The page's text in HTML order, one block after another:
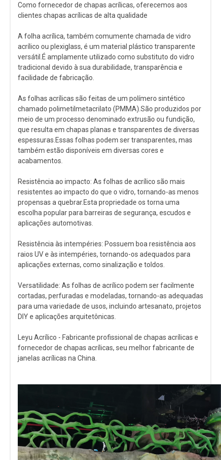
Como fornecedor de chapas acrílicas, oferecemos aos
clientes chapas acrílicas de alta qualidade
A folha acrílica, também comumente chamada de vidro
acrílico ou plexiglass, é um material plástico transparente
versátil.É amplamente utilizado como substituto do vidro
tradicional devido à sua durabilidade, transparência e
facilidade de fabricação.
As folhas acrílicas são feitas de um polímero sintético
chamado polimetilmetacrilato (PMMA).São produzidos por
meio de um processo denominado extrusão ou fundição,
que resulta em chapas planas e transparentes de diversas
espessuras.Essas folhas podem ser transparentes, mas
também estão disponíveis em diversas cores e
acabamentos.
Resistência ao impacto: As folhas de acrílico são mais
resistentes ao impacto do que o vidro, tornando-as menos
propensas a quebrar.Esta propriedade os torna uma
escolha popular para barreiras de segurança, escudos e
aplicações automotivas.
Resistência às intempéries: Possuem boa resistência aos
raios UV e às intempéries, tornando-os adequados para
aplicações externas, como sinalização e toldos.
Versatilidade: As folhas de acrílico podem ser facilmente
cortadas, perfuradas e modeladas, tornando-as adequadas
para uma variedade de usos, incluindo artesanato, projetos
DIY e aplicações arquitetônicas.
Leyu Acrílico - Fabricante profissional de chapas acrílicas e
fornecedor de chapas acrílicas, seu melhor fabricante de
janelas acrílicas na China.